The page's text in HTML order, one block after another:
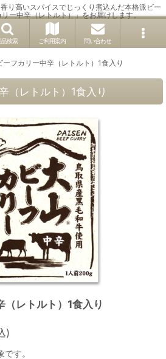
り高いスパイスでじっくり煮込んだ本格派ビー
ー中辛（レトルト）」をお届けします。
品検索 ご利用案内 問い合わせ
ーフカリー中辛（レトルト）1食入り
（レトルト）1食入り
（レトルト）1食入り
)
す。